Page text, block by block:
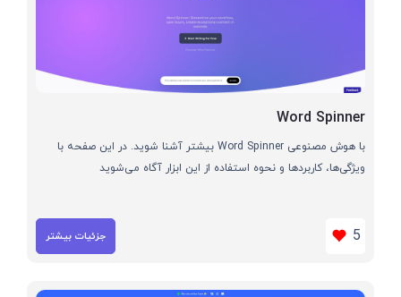
Word Spinner
با هوش مصنوعی Word Spinner بیشتر آشنا شوید. در این صفحه با
ویژگی‌ها، کاربردها و نحوه استفاده از این ابزار آگاه می‌شوید
5 جزئیات بیشتر